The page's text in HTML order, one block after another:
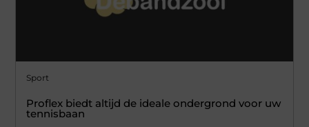
Sport
Proflex biedt altijd de ideale ondergrond voor uw
tennisbaan